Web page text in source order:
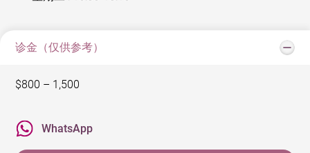
诊金（仅供参考）
$800 – 1,500
WhatsApp